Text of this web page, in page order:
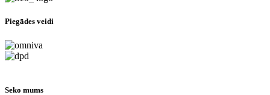
Piegādes veidi
Seko mums